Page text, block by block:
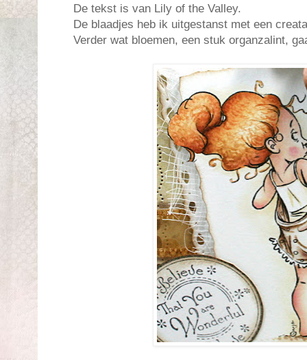
De tekst is van Lily of the Valley.
De blaadjes heb ik uitgestanst met een
Verder wat bloemen, een stuk organzalint,